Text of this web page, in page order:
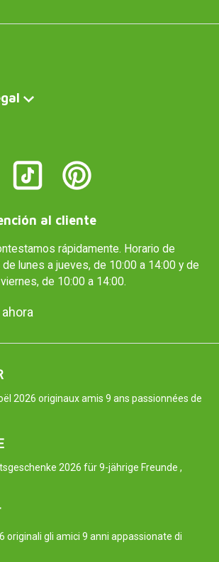
al cliente
rápidamente. Horario de
lunes a jueves, de 10:00 a 14:00 y de
de 10:00 a 14:00.
2026 originaux amis 9 ans passionnées de
2026 für 9-jährige Freunde ,
originali gli amici 9 anni appassionate di